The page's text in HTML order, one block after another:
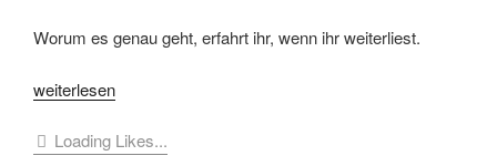
Worum es genau geht, erfahrt ihr, wenn ihr weiterliest.
„[Challenge]
Weltenbummler-
weiterlesen
Loading Likes...